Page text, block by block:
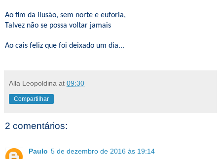
Ao fim da ilusão, sem norte e euforia,
Talvez não se possa voltar jamais
Ao cais feliz que foi deixado um dia...
Alla Leopoldina at 09:30
Compartilhar
2 comentários:
Paulo 5 de dezembro de 2016 às 19:14